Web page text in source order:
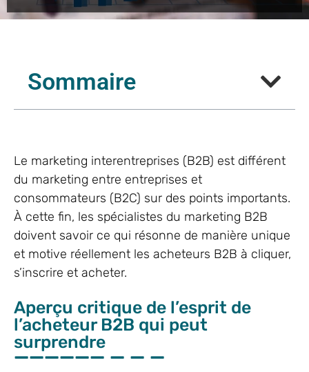
Sommaire
Le marketing interentreprises (B2B) est différent
du marketing entre entreprises et
consommateurs (B2C) sur des points importants.
À cette fin, les spécialistes du marketing B2B
doivent savoir ce qui résonne de manière unique
et motive réellement les acheteurs B2B à cliquer,
s’inscrire et acheter.
Aperçu critique de l’esprit de
l’acheteur B2B qui peut
surprendre